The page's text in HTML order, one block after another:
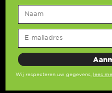
Wij respecteren uw gegevens, lees